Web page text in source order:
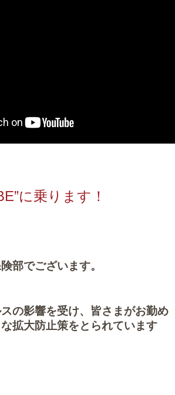
に乗ります！
部でございます。
の影響を受け、皆さまがお勤め
拡大防止策をとられています